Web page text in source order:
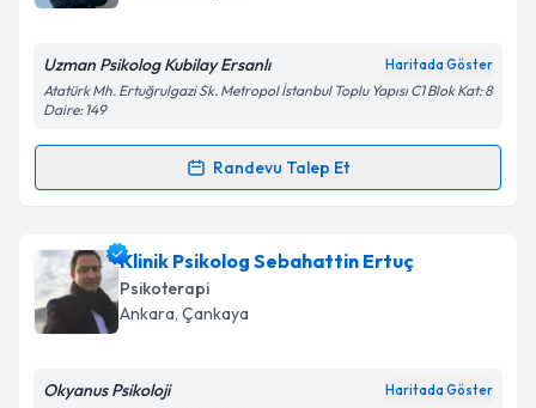
Kişisel verilerimin işlenmesine ilişkinAydınlatma
'ni okudum ve kişisel verilerimin belirtilen
kapsamda işlenmesini kabul ediyorum.
Takvim Talebini Gönder
Uzman Psikolog Kubilay Ersanlı Haritada Göster
Atatürk Mh. Ertuğrulgazi Sk. Metropol İstanbul Toplu Yapısı C1 Blok Kat: 8
Daire: 149
Randevu Talep Et
Randevu Takvimi Talebi
Psk. Kubilay Ersanlıiçin randevu takvimi talebi
oluşturun. Size bu uzmandan randevu almanız için bir
takvim hazırlandığında e-posta ile bilgilendireceğiz.
Klinik Psikolog Sebahattin Ertuç
Psikoterapi
Ankara, Çankaya
Okyanus Psikoloji Haritada Göster